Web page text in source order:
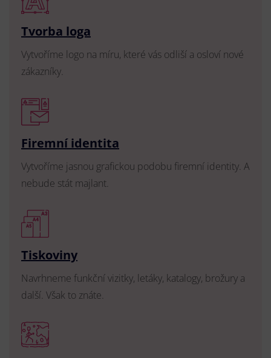
Tvorba loga
Vytvoříme logo na míru, které vás odliší a osloví nové
zákazníky.
Firemní identita
Vytvoříme jasnou grafickou podobu firemní identity. A
nebude stát majlant.
Tiskoviny
Navrhneme funkční vizitky, letáky, katalogy, brožury a
další. Však to znáte.